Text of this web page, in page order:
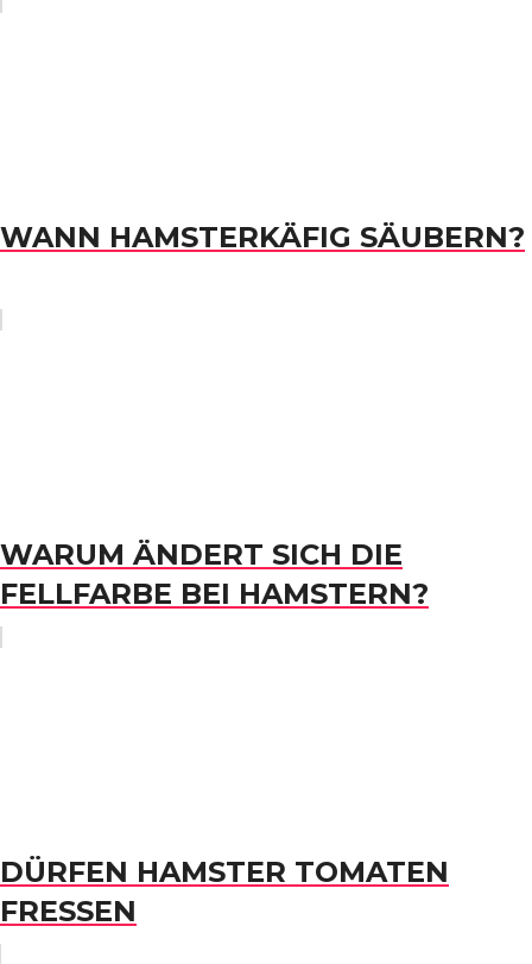
WANN HAMSTERKÄFIG SÄUBERN?
WARUM ÄNDERT SICH DIE
FELLFARBE BEI HAMSTERN?
DÜRFEN HAMSTER TOMATEN
FRESSEN